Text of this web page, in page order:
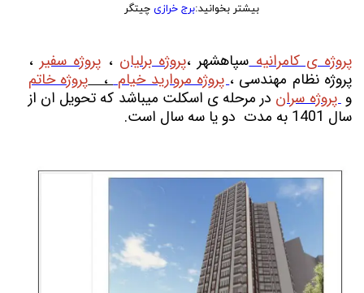
بیشتر بخوانید:برج خرازی چیتگر
پروژه ی کامرانیهسپاهشهر ،پروژه برلیان ، پروژه سفیر ،
پروژه نظام مهندسی ،پروژه مروارید خیام،پروژه خاتم
وپروژه سران در مرحله ی اسکلت میباشد که تحویل ان از
سال 1401 به مدت دو یا سه سال است.